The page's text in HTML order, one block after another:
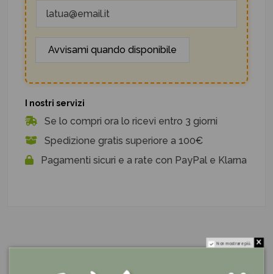
I nostri servizi
Se lo compri ora lo ricevi entro 3 giorni
Spedizione gratis superiore a 100€
Pagamenti sicuri e a rate con PayPal e Klarna
Non mostrare più.